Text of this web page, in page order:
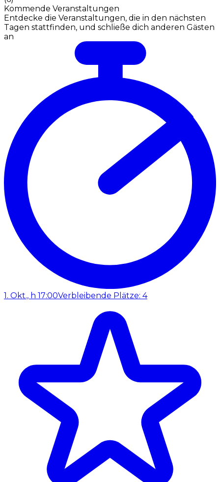
Kommende Veranstaltungen
Entdecke die Veranstaltungen, die in den nächsten
Tagen stattfinden, und schließe dich anderen Gästen
an
1. Okt., h 17:00Verbleibende Plätze: 4